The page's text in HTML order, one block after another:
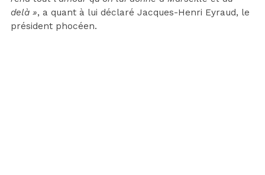
delà », a quant à lui déclaré Jacques-Henri Eyraud, le
président phocéen.